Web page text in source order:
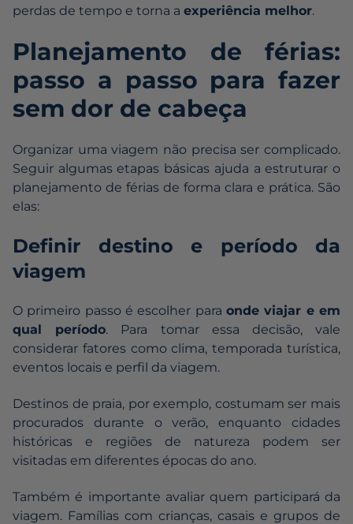
perdas de tempo e torna a experiência melhor.
Planejamento de férias:
passo a passo para fazer
sem dor de cabeça
Organizar uma viagem não precisa ser complicado.
Seguir algumas etapas básicas ajuda a estruturar o
planejamento de férias de forma clara e prática. São
elas:
Definir destino e período da
viagem
O primeiro passo é escolher para onde viajar e em
qual período. Para tomar essa decisão, vale
considerar fatores como clima, temporada turística,
eventos locais e perfil da viagem.
Destinos de praia, por exemplo, costumam ser mais
procurados durante o verão, enquanto cidades
históricas e regiões de natureza podem ser
visitadas em diferentes épocas do ano.
Também é importante avaliar quem participará da
viagem. Famílias com crianças, casais e grupos de